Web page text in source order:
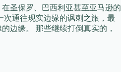
圣保罗、巴西利亚甚至亚马逊的
次通往现实边缘的讽刺之旅，最
边缘。 那些继续打倒真实的，